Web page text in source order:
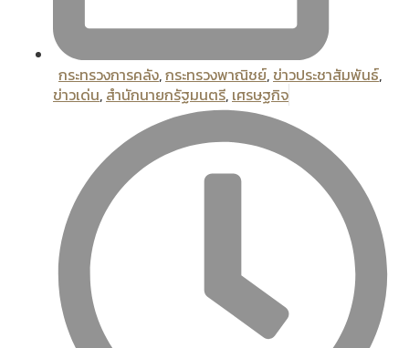
กระทรวงการคลัง,กระทรวงพาณิชย์, ข่าวประชาสัมพันธ์,
ข่าวเด่น, สํานักนายกรัฐมนตรี, เศรษฐกิจ